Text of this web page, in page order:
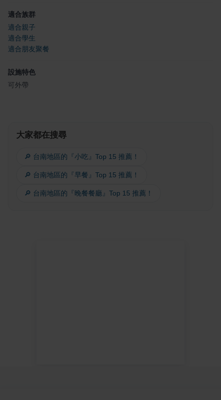
適合族群
適合親子
適合學生
適合朋友聚餐
設施特色
可外帶
大家都在搜尋
🔎 台南地區的『小吃』Top 15 推薦！
🔎 台南地區的『早餐』Top 15 推薦！
🔎 台南地區的『晚餐餐廳』Top 15 推薦！